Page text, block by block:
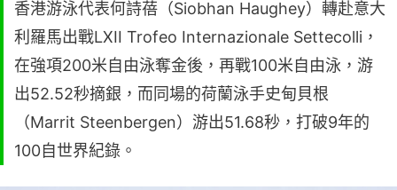
香港游泳代表何詩蓓（Siobhan Haughey）轉赴意大
利羅馬出戰LXII Trofeo Internazionale Settecolli，
在強項200米自由泳奪金後，再戰100米自由泳，游
出52.52秒摘銀，而同場的荷蘭泳手史甸貝根
（Marrit Steenbergen）游出51.68秒，打破9年的
100自世界紀錄。